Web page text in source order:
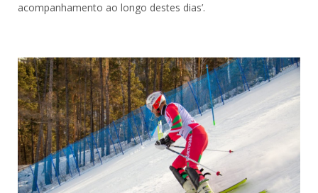
acompanhamento ao longo destes dias’.